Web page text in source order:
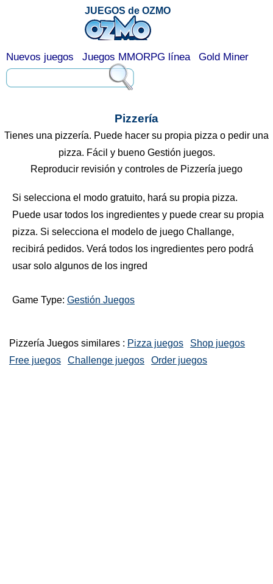
Pizzería
Tienes una pizzería. Puede hacer su propia pizza o pedir una
pizza. Fácil y bueno Gestión juegos.
Reproducir revisión y controles de Pizzería juego
Si selecciona el modo gratuito, hará su propia pizza.
Puede usar todos los ingredientes y puede crear su propia
pizza. Si selecciona el modelo de juego Challange,
recibirá pedidos. Verá todos los ingredientes pero podrá
usar solo algunos de los ingred
Game Type: Gestión Juegos
Pizzería Juegos similares : Pizza juegos
Shop juegos
Free juegos
Challenge juegos Order juegos
JUEGOS de OZMO
Nuevos juegos Juegos MMORPG línea Gold Miner